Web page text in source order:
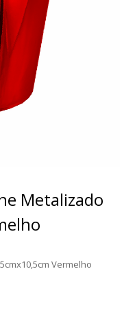
Metalizado
Vermelho